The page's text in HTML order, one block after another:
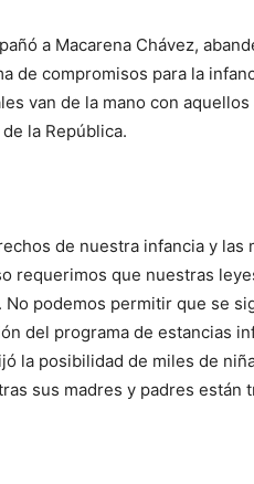
a Macarena Chávez,
de compromisos para la
van de la mano con
la República.
de nuestra infancia y las
requerimos que nuestras
podemos permitir que se
del programa de estancias
la posibilidad de miles de
sus madres y padres están